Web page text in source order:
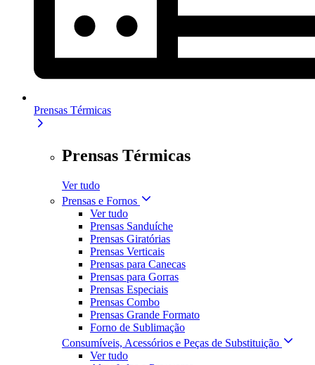
Prensas Térmicas
Prensas Térmicas
Ver tudo
Prensas e Fornos
Ver tudo
Prensas Sanduíche
Prensas Giratórias
Prensas Verticais
Prensas para Canecas
Prensas para Gorras
Prensas Especiais
Prensas Combo
Prensas Grande Formato
Forno de Sublimação
Consumíveis, Acessórios e Peças de Substituição
Ver tudo